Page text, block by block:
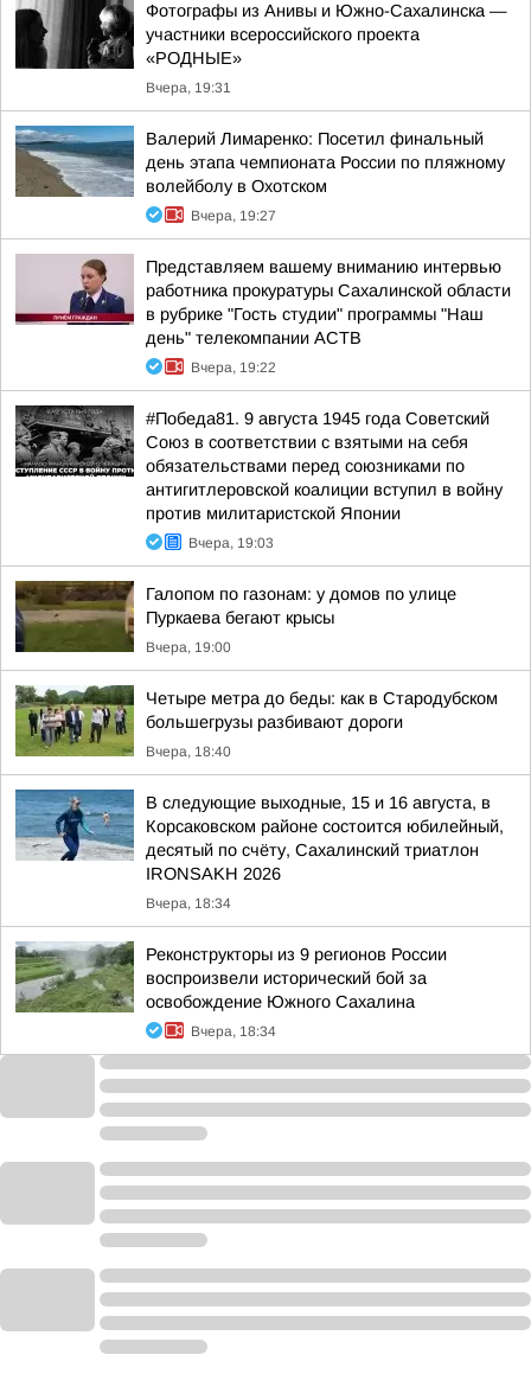
Фотографы из Анивы и Южно-Сахалинска —
участники всероссийского проекта
«РОДНЫЕ»
Вчера, 19:31
Валерий Лимаренко: Посетил финальный
день этапа чемпионата России по пляжному
волейболу в Охотском
Вчера, 19:27
Представляем вашему вниманию интервью
работника прокуратуры Сахалинской области
в рубрике "Гость студии" программы "Наш
день" телекомпании АСТВ
Вчера, 19:22
#Победа81. 9 августа 1945 года Советский
Союз в соответствии с взятыми на себя
обязательствами перед союзниками по
антигитлеровской коалиции вступил в войну
против милитаристской Японии
Вчера, 19:03
Галопом по газонам: у домов по улице
Пуркаева бегают крысы
Вчера, 19:00
Четыре метра до беды: как в Стародубском
большегрузы разбивают дороги
Вчера, 18:40
В следующие выходные, 15 и 16 августа, в
Корсаковском районе состоится юбилейный,
десятый по счёту, Сахалинский триатлон
IRONSAKH 2026
Вчера, 18:34
Реконструкторы из 9 регионов России
воспроизвели исторический бой за
освобождение Южного Сахалина
Вчера, 18:34